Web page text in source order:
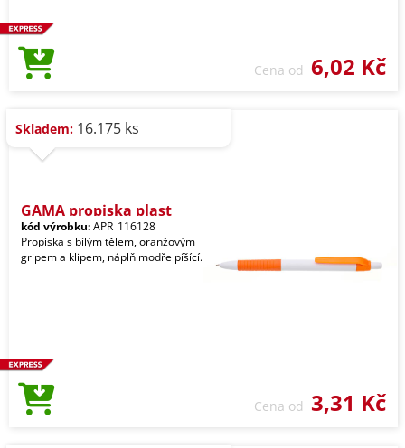
Cena od 6,02 Kč
Skladem: 16.175 ks
GAMA propiska plast
kód výrobku:APR_116128
Propiska s bílým tělem, oranžovým
gripem a klipem, náplň modře píšící.
Cena od 3,31 Kč